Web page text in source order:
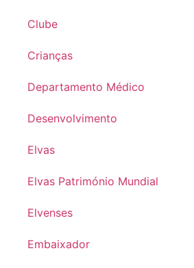
Clube
Crianças
Departamento Médico
Desenvolvimento
Elvas
Elvas Património Mundial
Elvenses
Embaixador